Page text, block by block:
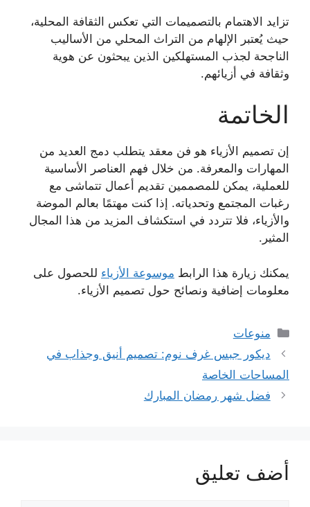
تزايد الاهتمام بالتصميمات التي تعكس الثقافة المحلية،
حيث يُعتبر الإلهام من التراث المحلي من الأساليب
الناجحة لجذب المستهلكين الذين يبحثون عن هوية
وثقافة في أزيائهم.
الخاتمة
إن تصميم الأزياء هو فن معقد يتطلب دمج العديد من
المهارات والمعرفة. من خلال فهم العناصر الأساسية
للعملية، يمكن للمصممين تقديم أعمال تتماشى مع
رغبات المجتمع وتحدياته. إذا كنت مهتمًا بعالم الموضة
والأزياء، فلا تتردد في استكشاف المزيد من هذا المجال
المثير.
يمكنك زيارة هذا الرابط موسوعة الأزياء للحصول على
معلومات إضافية ونصائح حول تصميم الأزياء.
التصنيفات
منوعات
ديكور جبس غرف نوم: تصميم أنيق وجذاب في
المساحات الخاصة
فضل شهر رمضان المبارك
أضف تعليق